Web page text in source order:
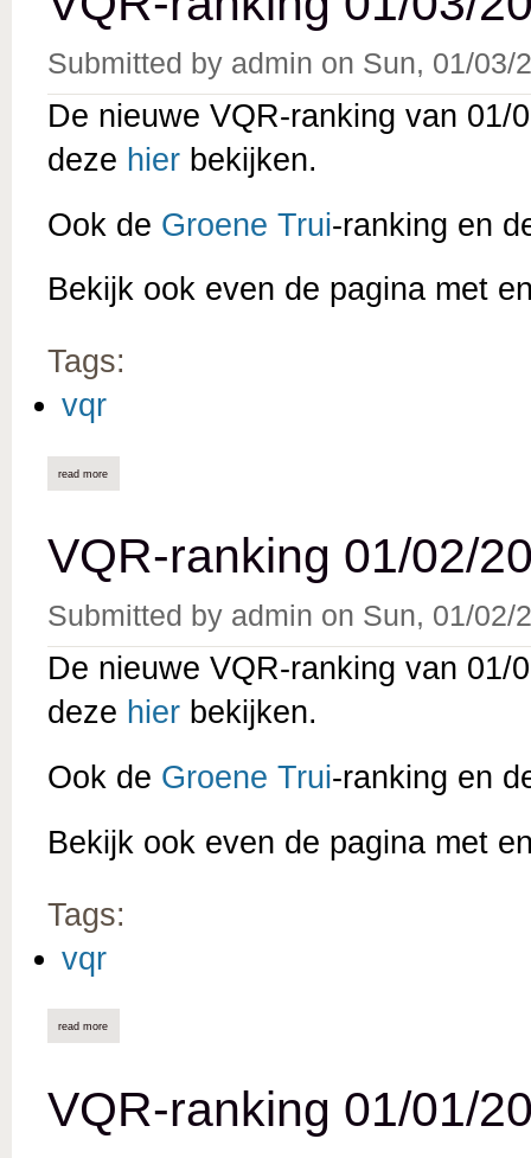
Submitted by admin on Sun, 01/03/
De nieuwe VQR-ranking van 01/
deze hier bekijken.
Ook de Groene Trui-ranking en
Bekijk ook even de pagina met
Tags:
vqr
read more
VQR-ranking 01/02/
Submitted by admin on Sun, 01/02/
De nieuwe VQR-ranking van 01/
deze hier bekijken.
Ook de Groene Trui-ranking en
Bekijk ook even de pagina met
Tags:
vqr
read more
VQR-ranking 01/01/